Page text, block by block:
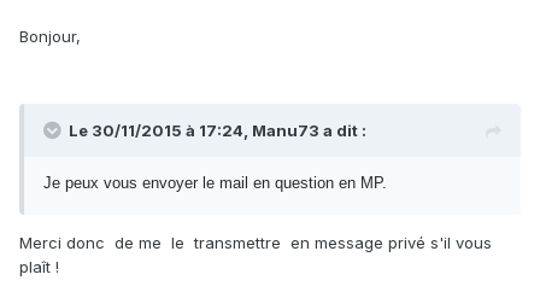
Bonjour,
Le 30/11/2015 à 17:24, Manu73 a dit :
Je peux vous envoyer le mail en question en MP.
Merci donc de me le transmettre en message privé s'il vous
plaît !